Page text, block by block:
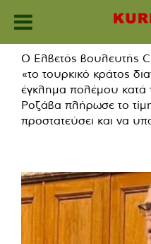
content
Ο Ελβετός βουλευτής
«το τουρκικό κράτος
έγκλημα πολέμου
Ροζάβα πλήρωσε το
προστατεύσει και να